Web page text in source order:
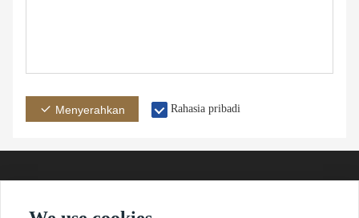
Menyerahkan Rahasia pribadi